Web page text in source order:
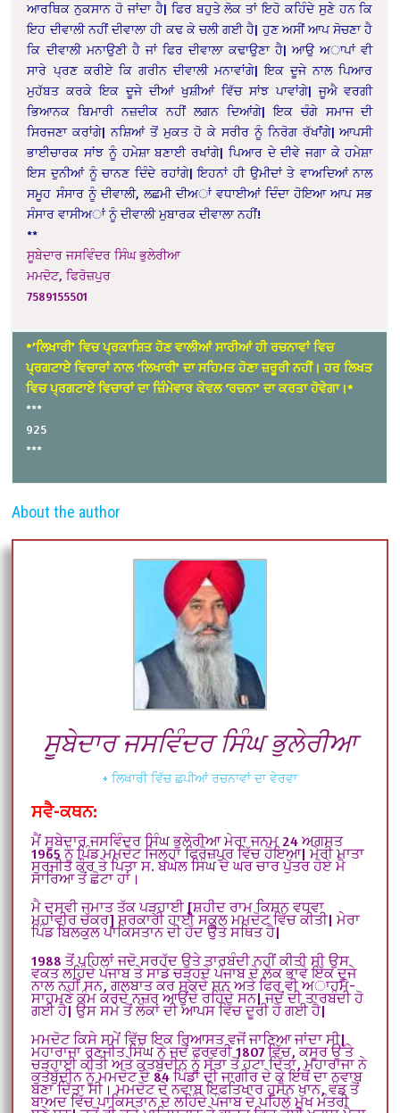
ਆਰਥਿਕ ਨੁਕਸਾਨ ਹੋ ਜਾਂਦਾ ਹੈ| ਫਿਰ ਬਹੁਤੇ ਲੋਕ ਤਾਂ ਇਹੋ ਕਹਿੰਦੇ ਸੁਣੇ ਹਨ ਕਿ
ਇਹ ਦੀਵਾਲੀ ਨਹੀਂ ਦੀਵਾਲਾ ਹੀ ਕਢ ਕੇ ਚਲੀ ਗਈ ਹੈ| ਹੁਣ ਅਸੀਂ ਆਪ ਸੋਚਣਾ ਹੈ
ਕਿ ਦੀਵਾਲੀ ਮਨਾਉਣੀ ਹੈ ਜਾਂ ਫਿਰ ਦੀਵਾਲਾ ਕਢਾਉਣਾ ਹੈ| ਆਉ ਅਾਪਾਂ ਵੀ
ਸਾਰੇ ਪ੍ਰਣ ਕਰੀਏ ਕਿ ਗਰੀਨ ਦੀਵਾਲੀ ਮਨਾਵਾਂਗੇ| ਇਕ ਦੂਜੇ ਨਾਲ ਪਿਆਰ
ਮੁਹੱਬਤ ਕਰਕੇ ਇਕ ਦੂਜੇ ਦੀਆਂ ਖੁਸ਼ੀਆਂ ਵਿੱਚ ਸਾਂਝ ਪਾਵਾਂਗੇ| ਜੂਐ ਵਰਗੀ
ਭਿਆਨਕ ਬਿਮਾਰੀ ਨਜ਼ਦੀਕ ਨਹੀਂ ਲਗਨ ਦਿਆਂਗੇ| ਇਕ ਚੰਗੇ ਸਮਾਜ ਦੀ
ਸਿਰਜਣਾ ਕਰਾਂਗੇ| ਨਸ਼ਿਆਂ ਤੋਂ ਮੁਕਤ ਹੋ ਕੇ ਸਰੀਰ ਨੂੰ ਨਿਰੋਗ ਰੱਖਾਂਂਗੇ| ਆਪਸੀ
ਭਾਈਚਾਰਕ ਸਾਂਝ ਨੂੰ ਹਮੇਸ਼ਾ ਬਣਾਈ ਰਖਾਂਗੇ| ਪਿਆਰ ਦੇ ਦੀਵੇ ਜਗਾ ਕੇ ਹਮੇਸ਼ਾ
ਇਸ ਦੁਨੀਆਂ ਨੂੰ ਚਾਨਣ ਦਿੰਦੇ ਰਹਾਂਗੇ| ਇਹਨਾਂ ਹੀ ਉਮੀਦਾਂ ਤੇ ਵਾਅਦਿਆਂ ਨਾਲ
ਸਮੂਹ ਸੰਸਾਰ ਨੂੰ ਦੀਵਾਲੀ, ਲਛਮੀ ਦੀਅਾਂ ਵਧਾਈਆਂ ਦਿੰਦਾ ਹੋਇਆ ਆਪ ਸਭ
ਸੰਸਾਰ ਵਾਸੀਅਾਂ ਨੂੰ ਦੀਵਾਲੀ ਮੁਬਾਰਕ ਦੀਵਾਲਾ ਨਹੀਂ!
**
ਸੂਬੇਦਾਰ ਜਸਵਿੰਦਰ ਸਿੰਘ ਭੁਲੇਰੀਆ
ਮਮਦੋਟ, ਫਿਰੋਜ਼ਪੁਰ
7589155501
*’ਲਿਖਾਰੀ’ ਵਿਚ ਪ੍ਰਕਾਸ਼ਿਤ ਹੋਣ ਵਾਲੀਆਂ ਸਾਰੀਆਂ ਹੀ ਰਚਨਾਵਾਂ ਵਿਚ
ਪ੍ਰਗਟਾਏ ਵਿਚਾਰਾਂ ਨਾਲ ‘ਲਿਖਾਰੀ’ ਦਾ ਸਹਿਮਤ ਹੋਣਾ ਜ਼ਰੂਰੀ ਨਹੀਂ। ਹਰ ਲਿਖਤ
ਵਿਚ ਪ੍ਰਗਟਾਏ ਵਿਚਾਰਾਂ ਦਾ ਜ਼ਿੰਮੇਵਾਰ ਕੇਵਲ ‘ਰਚਨਾ’ ਦਾ ਕਰਤਾ ਹੋਵੇਗਾ।*
***
925
***
About the author
ਸੂਬੇਦਾਰ ਜਸਵਿੰਦਰ ਸਿੰਘ ਭੁਲੇਰੀਆ
+ ਲਿਖਾਰੀ ਵਿੱਚ ਛਪੀਆਂ ਰਚਨਾਵਾਂ ਦਾ ਵੇਰਵਾ
ਸਵੈ-ਕਥਨ:
ਮੈਂ ਸੂਬੇਦਾਰ ਜਸਵਿੰਦਰ ਸਿੰਘ ਭੁਲੇਰੀਆ ਮੇਰਾ ਜਨਮ 24 ਅਗਸਤ
1965 ਨੂੰ ਪਿੰਡ ਮਮਦੋਟ ਜਿਲ੍ਹਾ ਫਿਰੋਜ਼ਪੁਰ ਵਿੱਚ ਹੋਇਆ| ਮੇਰੀ ਮਾਤਾ
ਸੁਰਜੀਤ ਕੌਰ ਤੇ ਪਿਤਾ ਸ. ਬਘੇਲ ਸਿੰਘ ਦੇ ਘਰ ਚਾਰ ਪੁੱਤਰ ਹੋਏ ਮੈ
ਸਾਰਿਆ ਤੋਂ ਛੋਟਾ ਹਾਂ।
ਮੈ ਦਸਵੀ ਜਮਾਤ ਤੱਕ ਪੜ੍ਹਾਈ [ਸ਼ਹੀਦ ਰਾਮ ਕਿਸ਼ਨ ਵਧਵਾ
ਮਹਾਂਵੀਰ ਚੱਕਰ] ਸਰਕਾਰੀ ਹਾਈ ਸਕੂਲ ਮਮਦੋਟ ਵਿੱਚ ਕੀਤੀ| ਮੇਰਾ
ਪਿੰਡ ਬਿਲਕੁਲ ਪਾਕਿਸਤਾਨ ਦੀ ਹੱਦ ਉਤੇ ਸਥਿਤ ਹੈ|
1988 ਤੋਂ ਪਹਿਲਾਂ ਜਦੋ ਸਰਹੱਦ ਉਤੇ ਤਾਰਬੰਦੀ ਨਹੀਂ ਕੀਤੀ ਸੀ ਉਸ
ਵਕਤ ਲਹਿੰਦੇ ਪੰਜਾਬ ਤੇ ਸਾਡੇ ਚੜ੍ਹਦੇ ਪੰਜਾਬ ਦੇ ਲੋਕ ਭਾਵੇ ਇੱਕ ਦੂਜੇ
ਨਾਲ ਨਹੀਂ ਸਨ, ਗਲਬਾਤ ਕਰ ਸਕਦੇ ਸਨ ਅਤੇ ਫਿਰ ਵੀ ਅਾਹਮੋ-
ਸਾਹਮਣੇ ਕੰਮ ਕਰਦੇ ਨਜ਼ਰ ਆਉਂਦੇ ਰਹਿੰਦੇ ਸਨ| ਜਦੋਂ ਦੀ ਤਾਰਬੰਦੀ ਹੋ
ਗਈ ਹੈ| ਉਸ ਸਮੇ ਤੋਂ ਲੋਕਾਂ ਦੀ ਆਪਸ ਵਿੱਚ ਦੂਰੀ ਹੋ ਗਈ ਹੈ|
ਮਮਦੋਟ ਕਿਸੇ ਸਮੇਂ ਵਿੱਚ ਇਕ ਰਿਆਸਤ ਵਜੋਂ ਜਾਣਿਆ ਜਾਂਦਾ ਸੀ|
ਮਹਾਰਾਜਾ ਰਣਜੀਤ ਸਿੰਘ ਨੇ ਜਦੋਂ ਫਰਵਰੀ 1807 ਵਿੱਚ, ਕਸੂਰ ਉੱਤੇ
ਚੜ੍ਹਾਈ ਕੀਤੀ ਅਤੇ ਕੁਤਬੁੱਦੀਨ ਨੂੰ ਸੱਤਾ ਤੋਂ ਹਟਾ ਦਿੱਤਾ, ਮਹਾਰਾਜਾ ਨੇ
ਕੁਤਬੁੱਦੀਨ ਨੂੰ ਮਮਦੋਟ ਦੇ 84 ਪਿੰਡਾਂ ਦੀ ਜਾਗੀਰ ਦੇ ਕੇ ਇਥੋਂ ਦਾ ਨਵਾਬ
ਬਣਾ ਦਿੱਤਾ ਸੀ। ਮਮਦੋਟ ਦੇ ਨਵਾਬ ਇਫਤਿਖਾਰ ਹੁਸੈਨ ਖਾਨ, ਵੰਡ ਤੋਂ
ਬਾਅਦ ਵਿੱਚ ਪਾਕਿਸਤਾਨ ਦੇ ਲਹਿੰਦੇ ਪੰਜਾਬ ਦੇ ਪਹਿਲੇ ਮੁੱਖ ਮੰਤਰੀ